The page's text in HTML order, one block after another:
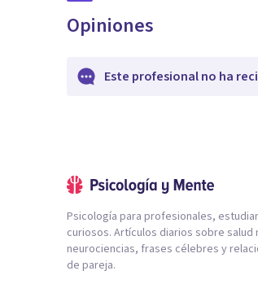
Opiniones
Este profesional no ha
Psicología para profesionales,
curiosos. Artículos diarios sobre salud
neurociencias, frases célebres y
de pareja.